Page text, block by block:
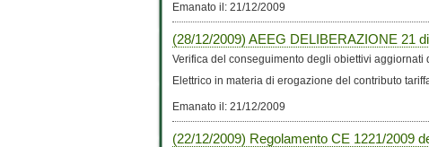
Emanato il: 21/12/2009
(28/12/2009) AEEG DELIBERAZIONE 21
Verifica del conseguimento degli obiettivi
Elettrico in materia di erogazione del contributo
Emanato il: 21/12/2009
(22/12/2009) Regolamento CE 1221/2009